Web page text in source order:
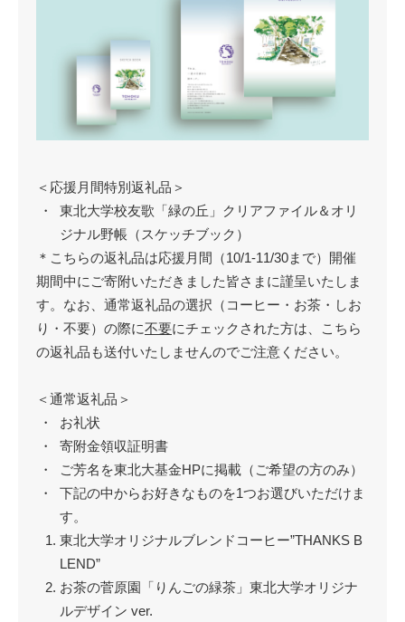
＜応援月間特別返礼品＞
東北大学校友歌「緑の丘」クリアファイル＆オリ
ジナル野帳（スケッチブック）
＊こちらの返礼品は応援月間（10/1-11/30まで）開催
期間中にご寄附いただきました皆さまに謹呈いたしま
す。なお、通常返礼品の選択（コーヒー・お茶・しお
り・不要）の際に不要にチェックされた方は、こちら
の返礼品も送付いたしませんのでご注意ください。
＜通常返礼品＞
お礼状
寄附金領収証明書
ご芳名を東北大基金HPに掲載（ご希望の方のみ）
下記の中からお好きなものを1つお選びいただけま
す。
東北大学オリジナルブレンドコーヒー”THANKS B
LEND”
お茶の菅原園「りんごの緑茶」東北大学オリジナ
ルデザイン ver.